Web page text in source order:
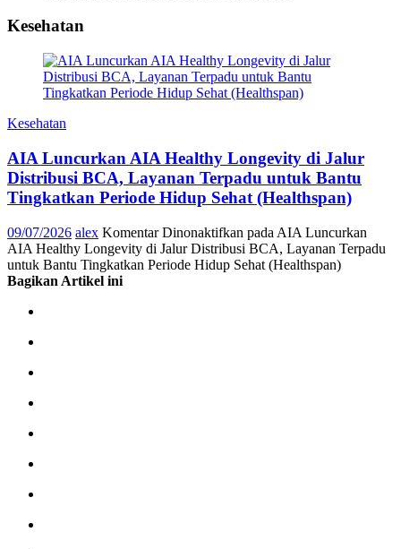
Kesehatan
Kesehatan
AIA Luncurkan AIA Healthy Longevity di Jalur
Distribusi BCA, Layanan Terpadu untuk Bantu
Tingkatkan Periode Hidup Sehat (Healthspan)
09/07/2026 alex Komentar Dinonaktifkan pada AIA Luncurkan
AIA Healthy Longevity di Jalur Distribusi BCA, Layanan Terpadu
untuk Bantu Tingkatkan Periode Hidup Sehat (Healthspan)
Bagikan Artikel ini